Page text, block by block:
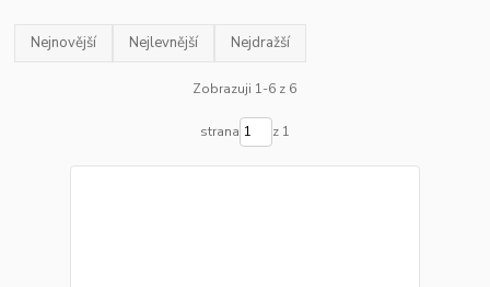
Nejnovější Nejlevnější Nejdražší
Zobrazuji 1-6 z 6
strana z 1